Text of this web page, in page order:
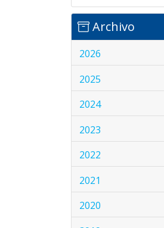
Archivo
2026
2025
2024
2023
2022
2021
2020